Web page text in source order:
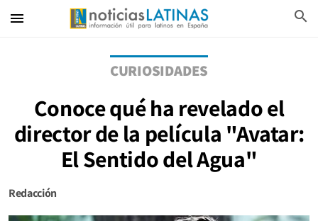
menu search
CURIOSIDADES
Conoce qué ha revelado el
director de la película "Avatar:
El Sentido del Agua"
Redacción